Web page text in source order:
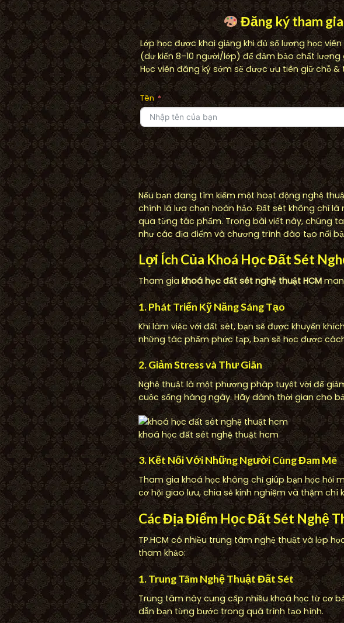
Đăng ký tham
Lớp học được khai giảng khi đủ số lượng học
(dự kiến 8–10 người/lớp) để đảm bảo chất lượng
Học viên đăng ký sớm sẽ được ưu tiên giữ chỗ
Tên
Nếu bạn đang tìm kiếm một hoạt động nghệ
chính là lựa chọn hoàn hảo. Đất sét không chỉ
qua từng tác phẩm. Trong bài viết này, chúng
như các địa điểm và chương trình đào tạo nổi
Lợi Ích Của Khoá Học Đất Sét
Tham giakhoá học đất sét nghệ thuật HCM
1. Phát Triển Kỹ Năng Sáng Tạo
Khi làm việc với đất sét, bạn sẽ được khuyến
những tác phẩm phức tạp, bạn sẽ học được
2. Giảm Stress và Thư Giãn
Nghệ thuật là một phương pháp tuyệt vời để
cuộc sống hàng ngày. Hãy dành thời gian cho
khoá học đất sét nghệ thuật hcm
3. Kết Nối Với Những Người Cùng Đam Mê
Tham gia khoá học không chỉ giúp bạn học hỏi
cơ hội giao lưu, chia sẻ kinh nghiệm và thậm chí
Các Địa Điểm Học Đất Sét Nghệ
TP.HCM có nhiều trung tâm nghệ thuật và lớp
tham khảo:
1. Trung Tâm Nghệ Thuật Đất Sét
Trung tâm này cung cấp nhiều khoá học từ cơ
dẫn bạn từng bước trong quá trình tạo hình.